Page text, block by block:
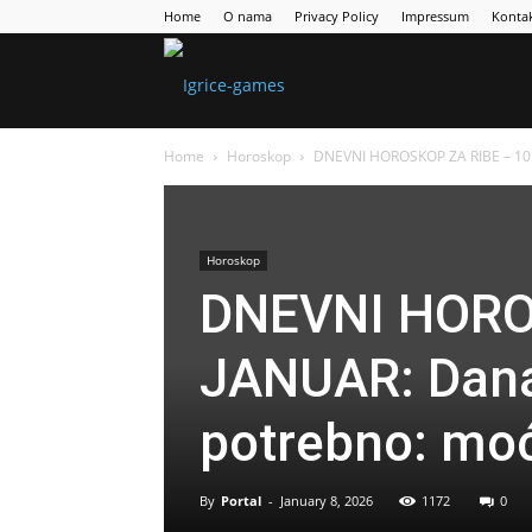
Home O nama Privacy Policy Impressum
Home Horoskop DNEVNI HOROSKOP ZA RIBE –
Horoskop
DNEVNI
JANUAR:
potrebno:
By Portal - January 8, 2026 1172 0